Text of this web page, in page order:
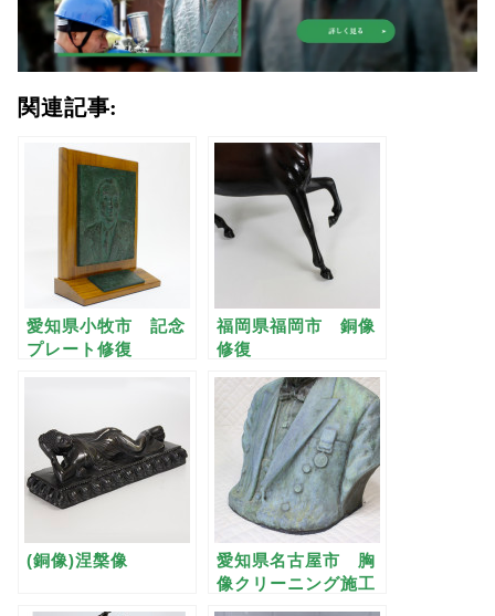
関連記事:
愛知県小牧市 記念
プレート修復
福岡県福岡市 銅像
修復
(銅像)涅槃像
愛知県名古屋市 胸
像クリーニング施工